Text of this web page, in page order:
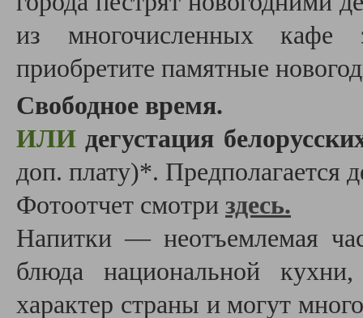
из многочисленных кафе
приобретите памятные
Свободное время.
ИЛИдегустация
доп. плату)*. Предполагается
Фотоотчет смотри здесь.
Напитки — неотъемлемая
блюда национальной
характер страны и могут